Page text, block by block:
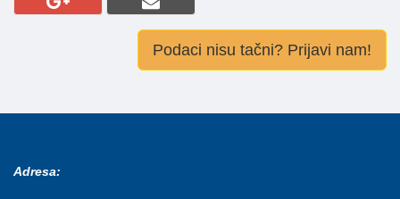
Podaci nisu tačni? Prijavi nam!
Adresa: